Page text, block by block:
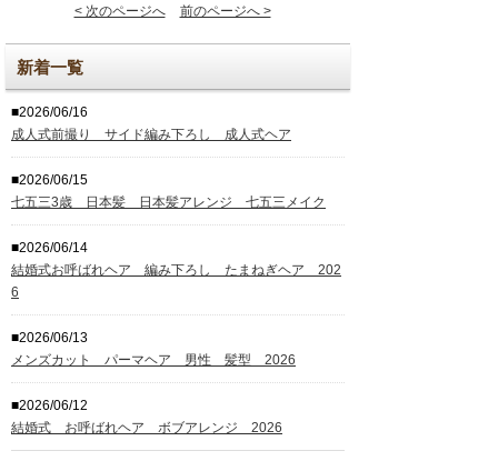
< 次のページへ 前のページへ >
新着一覧
■2026/06/16
成人式前撮り サイド編み下ろし 成人式ヘア
■2026/06/15
七五三3歳 日本髪 日本髪アレンジ 七五三メイク
■2026/06/14
結婚式お呼ばれヘア 編み下ろし たまねぎヘア 202
6
■2026/06/13
メンズカット パーマヘア 男性 髪型 2026
■2026/06/12
結婚式 お呼ばれヘア ボブアレンジ 2026